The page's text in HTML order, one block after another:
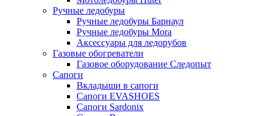
Ручные ледобуры
Ручные ледобуры Барнаул
Ручные ледобуры Mora
Аксессуары для ледорубов
Газовые обогреватели
Газовое оборудование Следопыт
Сапоги
Вкладыши в сапоги
Сапоги EVASHOES
Сапоги Sardonix